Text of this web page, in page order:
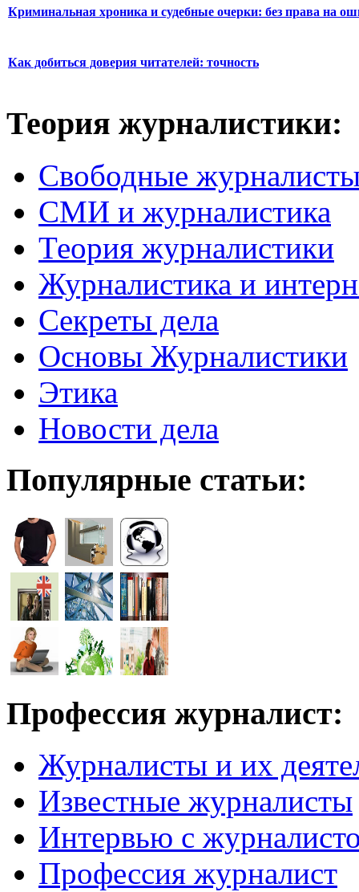
Криминальная хроника и судебные очерки: без права на
Как добиться доверия читателей: точность
Теория журналистики:
Свободные
СМИ и журналистика
Теория журналистики
Журналистика и
Секреты дела
Основы Журналистики
Этика
Новости дела
Популярные статьи:
Профессия журналист:
Журналисты и их
Известные журналисты
Интервью с
Профессия журналист